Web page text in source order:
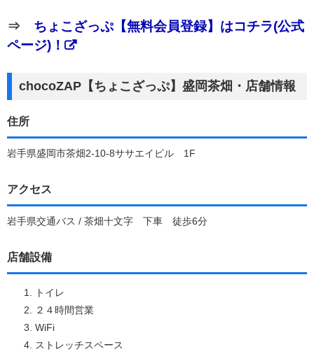
⇒ ちょこざっぷ【無料会員登録】はコチラ(公式
ページ)！
chocoZAP【ちょこざっぷ】盛岡茶畑・店舗情報
住所
岩手県盛岡市茶畑2-10-8ササエイビル 1F
アクセス
岩手県交通バス / 茶畑十文字 下車 徒歩6分
店舗設備
トイレ
２４時間営業
WiFi
ストレッチスペース